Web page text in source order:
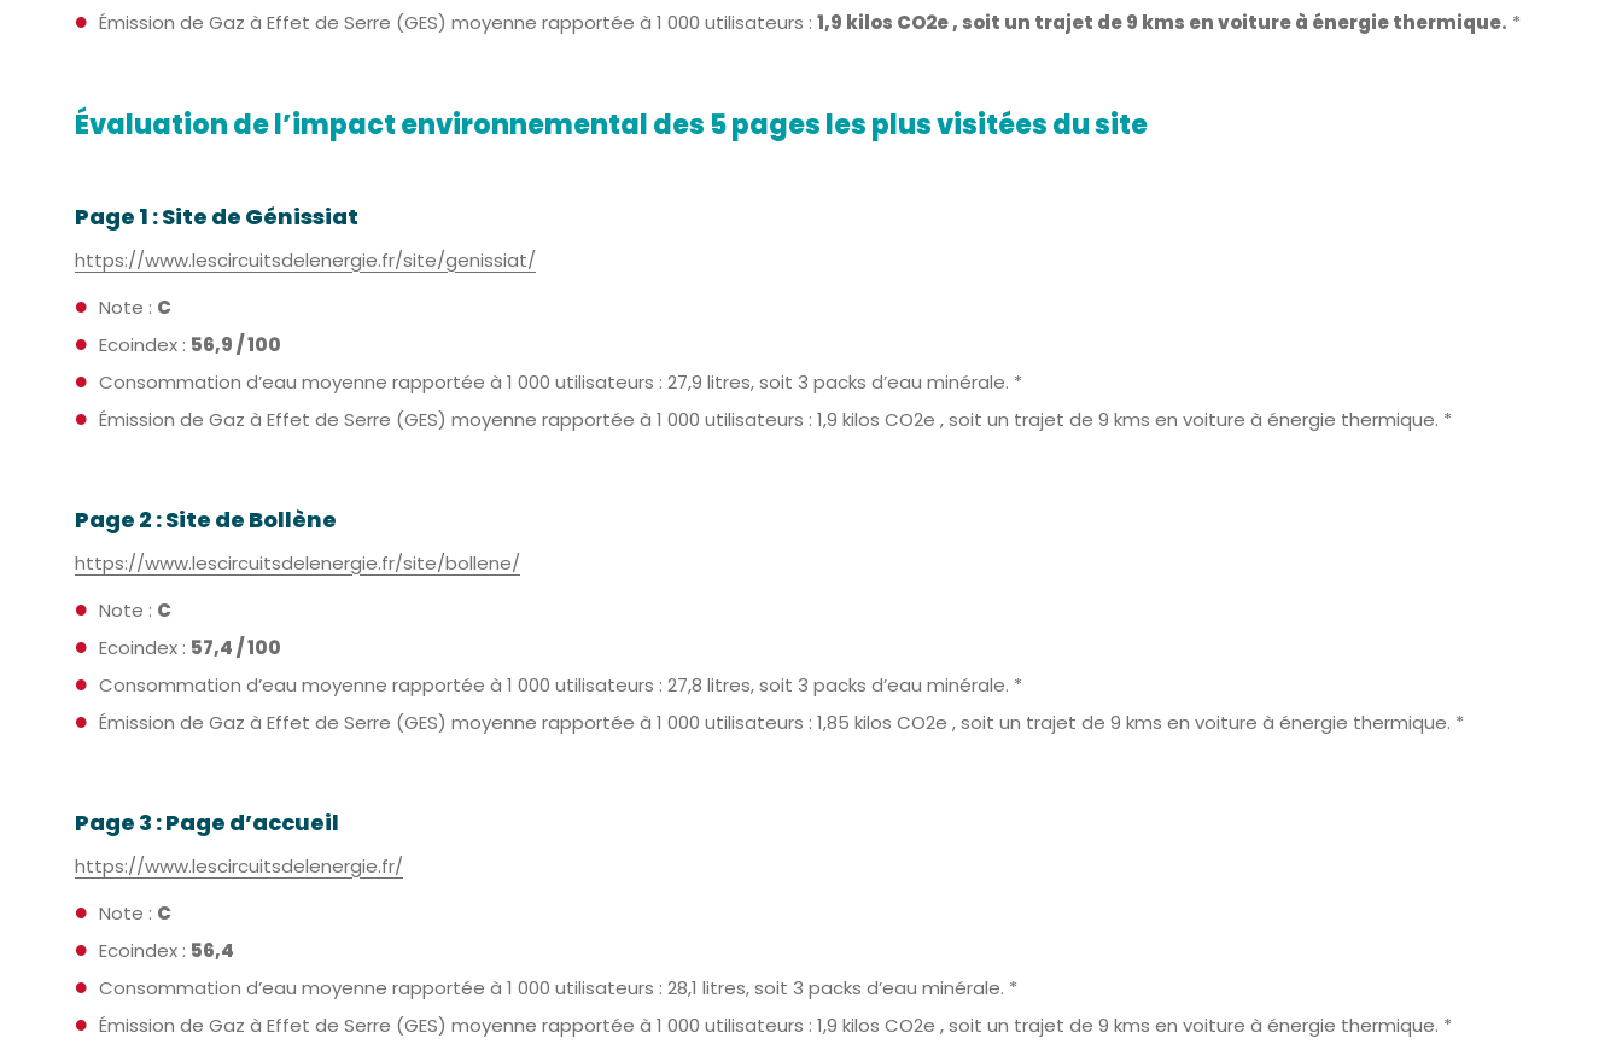
Émission de Gaz à Effet de Serre (GES) moyenne rapportée à 1 000 utilisateurs : 1,9 kilos CO2e , soit un trajet de 9 kms en voiture à énergie thermique. *
Évaluation de l’impact environnemental des 5 pages les plus visitées du site
Page 1 : Site de Génissiat
https://www.lescircuitsdelenergie.fr/site/genissiat/
Note : C
Ecoindex : 56,9 / 100
Consommation d’eau moyenne rapportée à 1 000 utilisateurs : 27,9 litres, soit 3 packs d’eau minérale. *
Émission de Gaz à Effet de Serre (GES) moyenne rapportée à 1 000 utilisateurs : 1,9 kilos CO2e , soit un trajet de 9 kms en voiture à énergie thermique. *
Page 2 : Site de Bollène
https://www.lescircuitsdelenergie.fr/site/bollene/
Note : C
Ecoindex : 57,4 / 100
Consommation d’eau moyenne rapportée à 1 000 utilisateurs : 27,8 litres, soit 3 packs d’eau minérale. *
Émission de Gaz à Effet de Serre (GES) moyenne rapportée à 1 000 utilisateurs : 1,85 kilos CO2e , soit un trajet de 9 kms en voiture à énergie thermique. *
Page 3 : Page d’accueil
https://www.lescircuitsdelenergie.fr/
Note : C
Ecoindex : 56,4
Consommation d’eau moyenne rapportée à 1 000 utilisateurs : 28,1 litres, soit 3 packs d’eau minérale. *
Émission de Gaz à Effet de Serre (GES) moyenne rapportée à 1 000 utilisateurs : 1,9 kilos CO2e , soit un trajet de 9 kms en voiture à énergie thermique. *